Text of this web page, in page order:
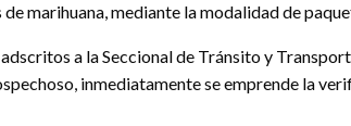
marihuana, mediante la modalidad de
a la Seccional de Tránsito y
inmediatamente se emprende la